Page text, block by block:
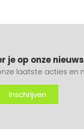
je op onze
laatste acties en
Inschrijven